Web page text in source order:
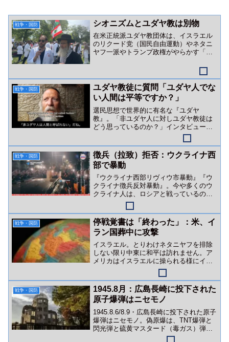
戦争・国防 シオニズムとユダヤ教は別物
在米正統派ユダヤ教団体は、イスラエル
のリクード党（国民自由運動）やネタニ
ヤフ一派やトランプ政権がやらかす「ユ
戦争・国防
ユダヤ教徒に質問「ユダヤ人でな
い人間は平等ですか？」
選民思想で世界的に有名な『ユダヤ
教』。「非ユダヤ人に対しユダヤ教徒は
どう思っているのか？」インタビュー動
戦争・国防
徴兵（拉致）拒否：ウクライナ西
部で暴動
『ウクライナ西部リヴィウ市暴動』『ウ
クライナ徴兵反対暴動』。今や多くのウ
クライナ人は、ロシアと戦っているので
はなくゼレンスキー政権（＆英米金融勢
力）と戦っています。
戦争・国防
停戦覚書は「終わった」：米、イ
ラン国葬中に攻撃
イスラエル。とりわけネタニヤフを排除
しない限り中東に和平は訪れません。ア
メリカはイスラエルに操られる様にイラ
ンを攻撃。狙いはイランカーグ（ハール
戦争・国防
1945.8月：広島長崎に投下された
原子爆弾はニセモノ
1945.8.6/8.9・広島長崎に投下された原子
爆弾はニセモノ。偽原爆は、TNT爆弾と
閃光弾と硫黄マスタード（毒ガス）弾な